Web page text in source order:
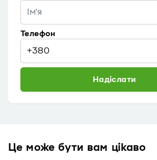
Телефон
Надіслати
Це може бути вам цікаво